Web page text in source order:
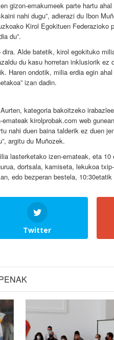
gizon-emakumeek parte hartu
nahi dugu”, adierazi du Ibon
Kirol Egokituen
du”.
Alde batetik, kirol egokituko
du kasu horretan inklusiorik ez
Haren ondotik, milia erdia egin
izan dadin.
kategoria bakoitzeko
kirolprobak.com web
nahi duen baina talderik ez duen
argitu du Muñozek.
lasterketako izen-emateak, eta
dortsala, kamiseta, lekukoa
edo bezperan bestela,
Twitter